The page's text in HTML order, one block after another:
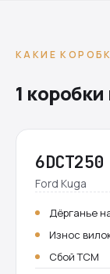
КАКИЕ
1
6DCT250
Ford Kuga
Дёрганье
Износ
Сбой TCM